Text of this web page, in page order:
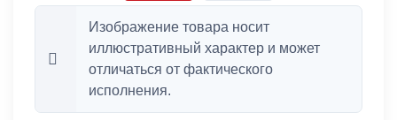
Изображение товара носит
иллюстративный характер и может
отличаться от фактического
исполнения.